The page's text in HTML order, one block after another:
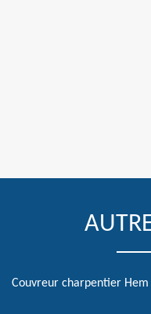
Couvreur charpentier Hem